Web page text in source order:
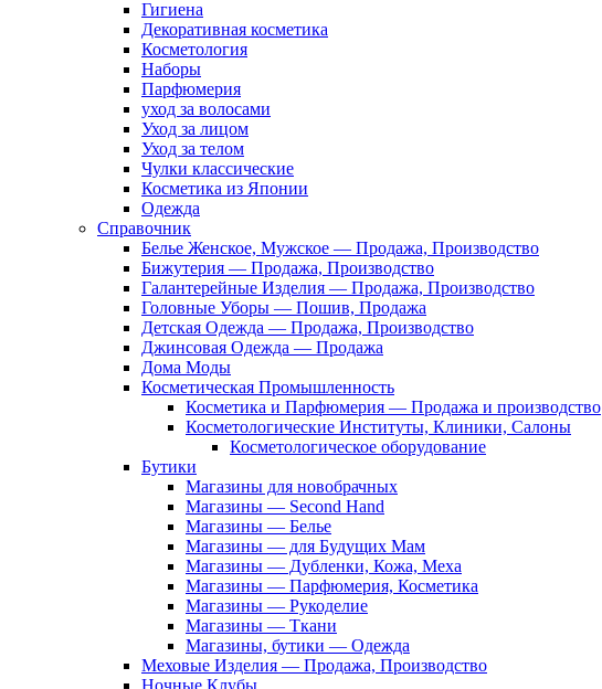
Гигиена
Декоративная косметика
Косметология
Наборы
Парфюмерия
уход за волосами
Уход за лицом
Уход за телом
Чулки классические
Косметика из Японии
Одежда
Справочник
Белье Женское, Мужское — Продажа, Производство
Бижутерия — Продажа, Производство
Галантерейные Изделия — Продажа, Производство
Головные Уборы — Пошив, Продажа
Детская Одежда — Продажа, Производство
Джинсовая Одежда — Продажа
Дома Моды
Косметическая Промышленность
Косметика и Парфюмерия — Продажа и производство
Косметологические Институты, Клиники, Салоны
Косметологическое оборудование
Бутики
Магазины для новобрачных
Магазины — Second Hand
Магазины — Белье
Магазины — для Будущих Мам
Магазины — Дубленки, Кожа, Меха
Магазины — Парфюмерия, Косметика
Магазины — Рукоделие
Магазины — Ткани
Магазины, бутики — Одежда
Меховые Изделия — Продажа, Производство
Ночные Клубы